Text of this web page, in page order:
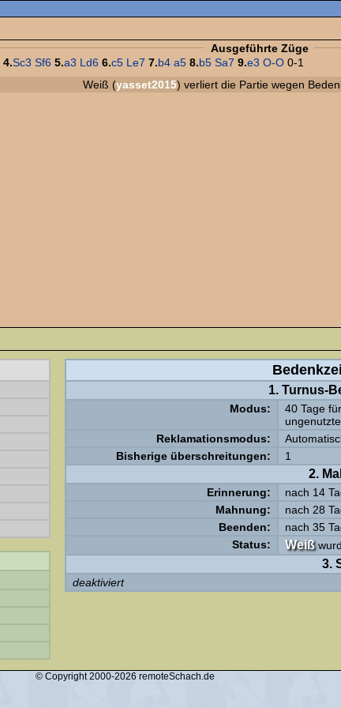
Ausgeführte Züge
4.Sc3 Sf6 5.a3 Ld6 6.c5 Le7 7.b4 a5 8.b5 Sa7 9.e3 O-O 0-1
Weiß (yasset2015) verliert die Partie wegen
1. Turnus-
Modus:
40 Tage
Reklamationsmodus:
Bisherige überschreitungen:
1
2.
Erinnerung:
nach 14
Mahnung:
nach 28
Beenden:
nach 35
Status:
Weiß
3.
deaktiviert
© Copyright 2000-2026 remoteSchach.de